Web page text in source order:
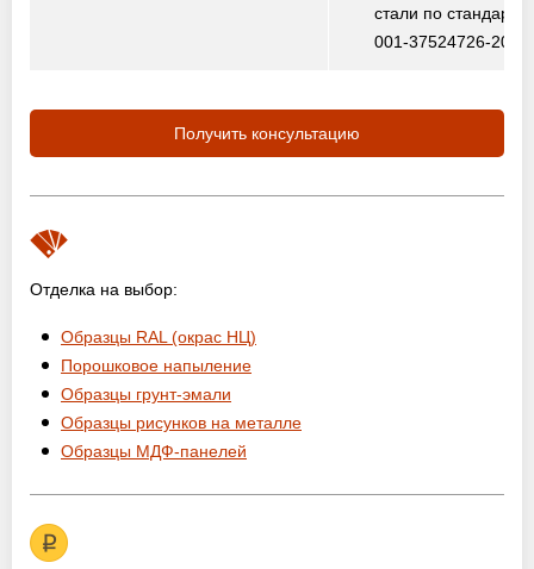
стали по
001-37524726-2012
Получить консультацию
Отделка на выбор:
Образцы RAL (окрас НЦ)
Порошковое напыление
Образцы грунт-эмали
Образцы рисунков на металле
Образцы МДФ-панелей